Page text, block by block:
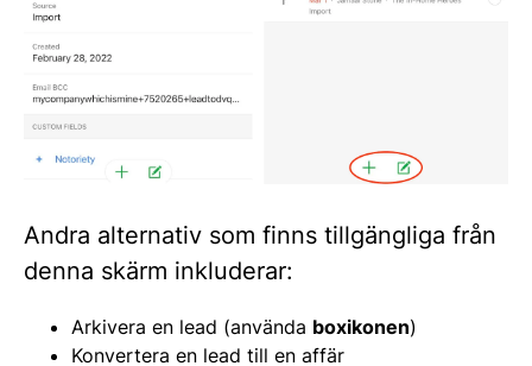
Andra alternativ som finns tillgängliga från
denna skärm inkluderar:
Arkivera en lead (använda boxikonen)
Konvertera en lead till en affär